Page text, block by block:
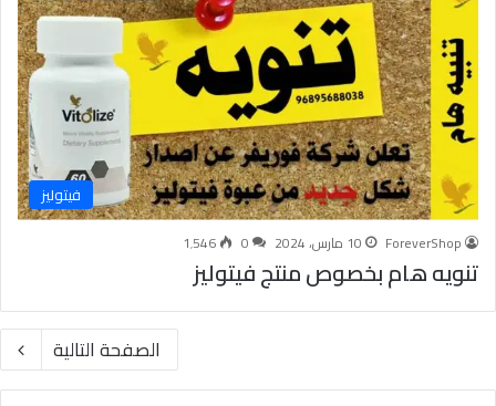
فيتوليز
ForeverShop 10 مارس، 2024 0 1٬546
تنويه هام بخصوص منتج فيتوليز
الصفحة التالية